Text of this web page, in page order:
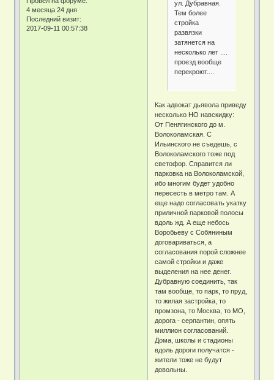
4 месяца 24 дня
Последний визит:
2017-09-11 00:57:38
ул. Дубравная.
Тем более
стройка
развязки
затянется на
несколько лет ....
проезд вообще
перекроют....
Как адвокат дьявола приведу
несколько НО навскидку:
От Пенягинского до м.
Волоколамская. С
Ильинского не съедешь, с
Волоколамского тоже под
светофор. Справится ли
парковка на Волоколамской,
ибо многим будет удобно
пересесть в метро там. А
еще надо согласовать укатку
приличной парковой полосы
вдоль жд. А еще небось
Воробьеву с Собяниным
договариваться, а
согласования порой сложнее
самой стройки и даже
выделения на нее денег.
Дубравную соединить, так
там вообще, то парк, то пруд,
то жилая застройка, то
промзона, то Москва, то МО,
дорога - серпантин, опять
миллион согласований.
Дома, школы и стадионы
вдоль дороги получатся -
жители тоже не будут
довольны.